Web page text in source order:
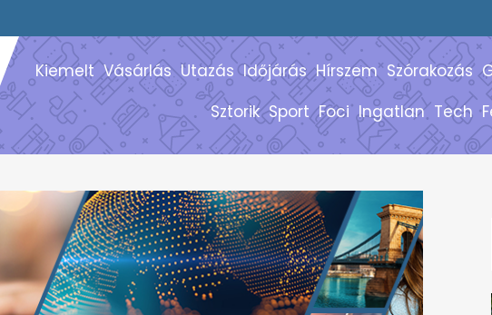
Kiemelt Vásárlás Utazás Időjárás Hírszem Szórakozás
Sztorik Sport Foci Ingatlan Tech